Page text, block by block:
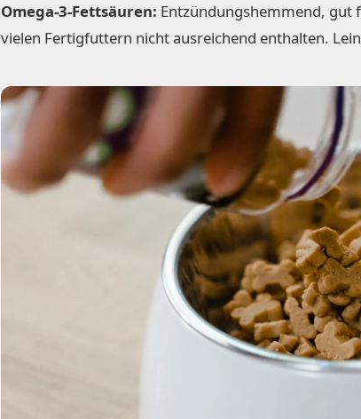
Omega-3-Fettsäuren: Entzündungshemmend, gut
vielen Fertigfuttern nicht ausreichend enthalten.